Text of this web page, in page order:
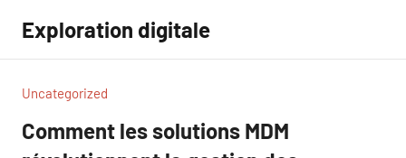
contenu
Exploration digitale
Uncategorized
Comment les solutions MDM